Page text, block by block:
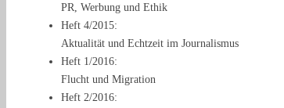
PR, Werbung und Ethik
Heft 4/2015:
Aktualität und Echtzeit im Journalismus
Heft 1/2016:
Flucht und Migration
Heft 2/2016: